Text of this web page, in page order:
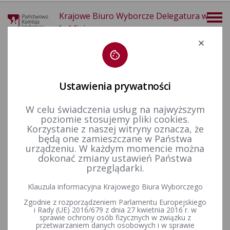
Krajowe Biuro Wyborcze Delegatura w
Lublinie
Wybory samorządowe i referenda lokalne Wybory i referenda w toku kadencji
Kadencja 2002-2006
Wyniki wyborów do rad na obszarze województwa lubelskiego
Wyniki wyborów do rad na
obszarze województwa
lubelskiego
Ustawienia prywatności
W celu świadczenia usług na najwyższym
poziomie stosujemy pliki cookies.
Korzystanie z naszej witryny oznacza, że
będą one zamieszczane w Państwa
urządzeniu. W każdym momencie można
dokonać zmiany ustawień Państwa
przeglądarki.
Klauzula informacyjna Krajowego Biura Wyborczego
Zgodnie z rozporządzeniem Parlamentu Europejskiego
i Rady (UE) 2016/679 z dnia 27 kwietnia 2016 r. w
sprawie ochrony osób fizycznych w związku z
przetwarzaniem danych osobowych i w sprawie